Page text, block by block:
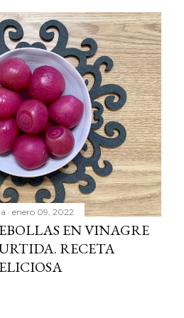
enero 09, 2022
EN VINAGRE
RECETA